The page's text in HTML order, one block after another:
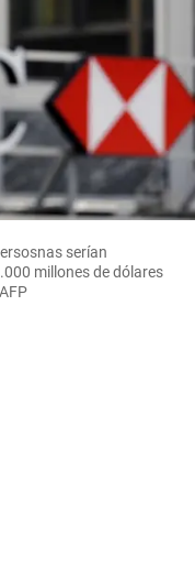
serían
millones de dólares